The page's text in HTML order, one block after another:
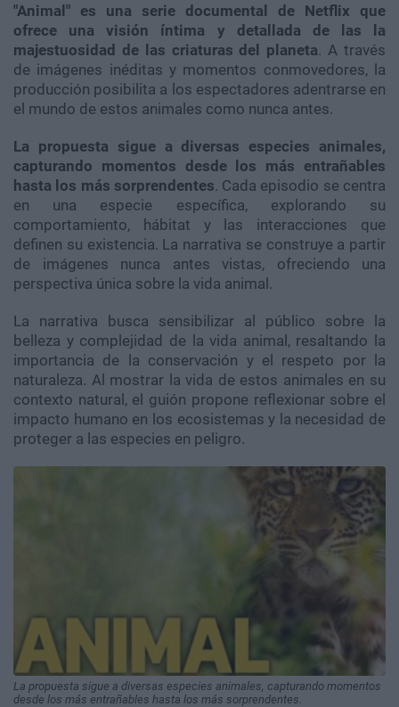
"Animal" es una serie documental de Netflix que
ofrece una visión íntima y detallada de las la
majestuosidad de las criaturas del planeta. A través
de imágenes inéditas y momentos conmovedores, la
producción posibilita a los espectadores adentrarse en
el mundo de estos animales como nunca antes.
La propuesta sigue a diversas especies animales,
capturando momentos desde los más entrañables
hasta los más sorprendentes. Cada episodio se centra
en una especie específica, explorando su
comportamiento, hábitat y las interacciones que
definen su existencia. La narrativa se construye a partir
de imágenes nunca antes vistas, ofreciendo una
perspectiva única sobre la vida animal.
La narrativa busca sensibilizar al público sobre la
belleza y complejidad de la vida animal, resaltando la
importancia de la conservación y el respeto por la
naturaleza. Al mostrar la vida de estos animales en su
contexto natural, el guión propone reflexionar sobre el
impacto humano en los ecosistemas y la necesidad de
proteger a las especies en peligro.
La propuesta sigue a diversas especies animales, capturando momentos
desde los más entrañables hasta los más sorprendentes.